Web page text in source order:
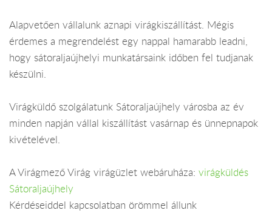
Alapvetően vállalunk aznapi virágkiszállítást. Mégis
érdemes a megrendelést egy nappal hamarabb leadni,
hogy sátoraljaújhelyi munkatársaink időben fel tudjanak
készülni.
Virágküldő szolgálatunk Sátoraljaújhely városba az év
minden napján vállal kiszállítást vasárnap és ünnepnapok
kivételével.
A Virágmező Virág virágüzlet webáruháza: virágküldés
Sátoraljaújhely
Kérdéseiddel kapcsolatban örömmel állunk